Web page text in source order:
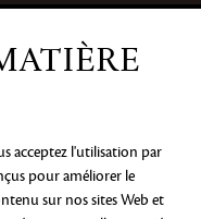
acceptez l'utilisation par
pour améliorer le
sur nos sites Web et